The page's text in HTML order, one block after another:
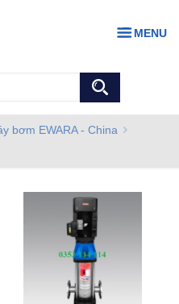
MENU
bơm EWARA - China